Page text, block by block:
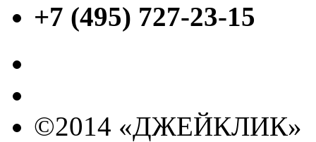
+7 (495) 727-23-15
©2014 «ДЖЕЙКЛИК»